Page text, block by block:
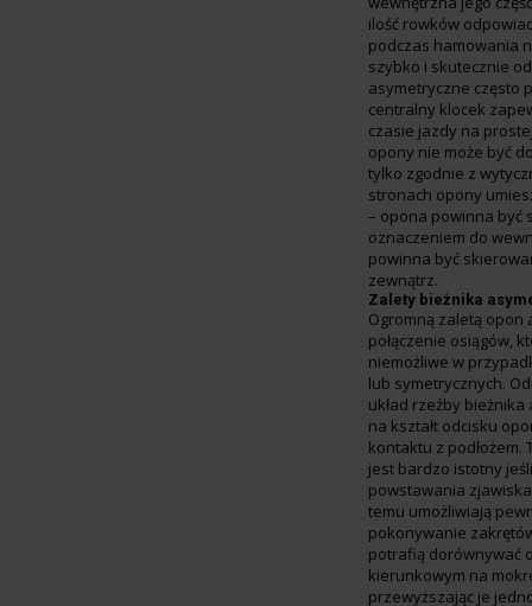
ilość rowków
podczas hamowania
szybko i skutecznie
asymetryczne często
centralny klocek
czasie jazdy na
opony nie może być
tylko zgodnie z
stronach opony
– opona powinna być
oznaczeniem do
powinna być
zewnątrz.
Zalety bieżnika
Ogromną zaletą opon
połączenie osiągów,
niemożliwe w
lub symetrycznych.
układ rzeźby
na kształt odcisku
kontaktu z podłożem.
jest bardzo istotny
powstawania
temu umożliwiają
pokonywanie
potrafią dorównywać
kierunkowym na
przewyższając je